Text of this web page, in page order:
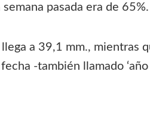
pasada era de 65%.
a 39,1 mm.,
-también llamado